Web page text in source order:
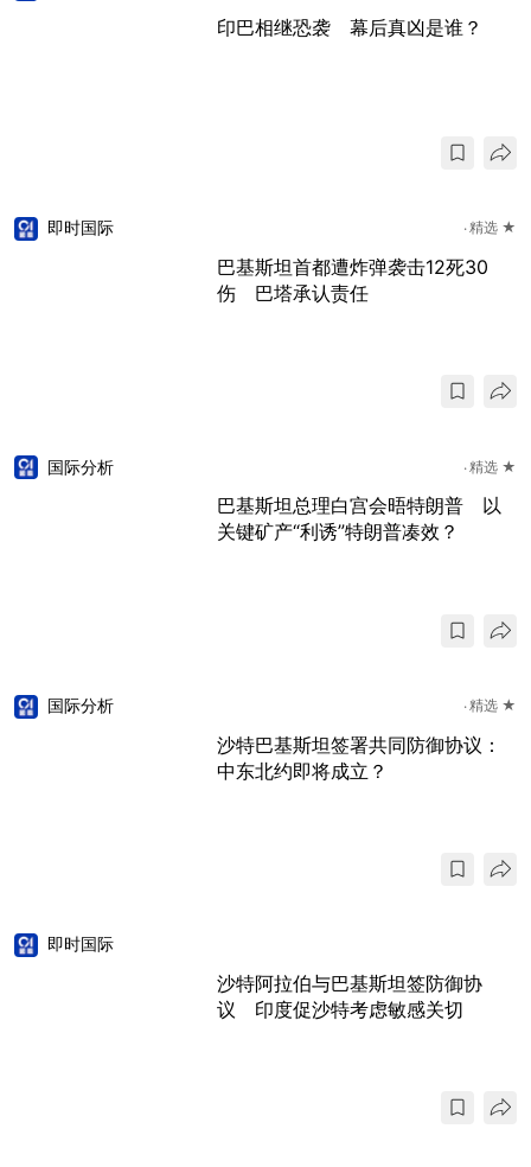
印巴相继恐袭 幕后真凶是谁？
即时国际 精选 ★
巴基斯坦首都遭炸弹袭击12死30
伤 巴塔承认责任
国际分析 精选 ★
巴基斯坦总理白宫会晤特朗普 以
关键矿产“利诱”特朗普凑效？
国际分析 精选 ★
沙特巴基斯坦签署共同防御协议：
中东北约即将成立？
即时国际
沙特阿拉伯与巴基斯坦签防御协
议 印度促沙特考虑敏感关切